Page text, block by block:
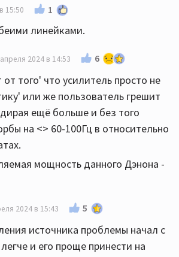
15:50
1
линейками.
2024 в 14:53 6
от того' что усилитель просто не
или же пользователь грешит
ещё больше и без того
на <> 60-100Гц в относительно
мощность данного Дэнона -
2024 в 15:43 5
источника проблемы начал с
и его проще принести на